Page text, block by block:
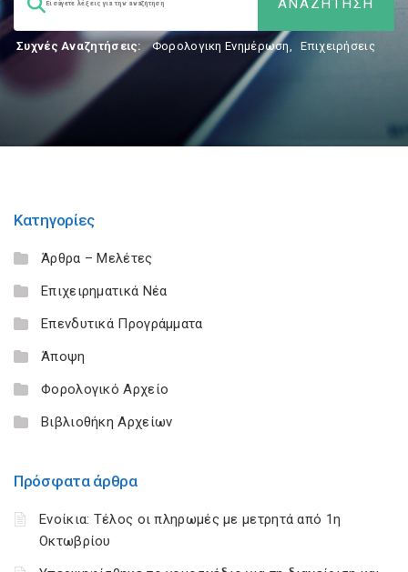
Συχνές Αναζητήσεις: Φορολογικη Ενημέρωση, Επιχειρήσεις
Κατηγορίες
Άρθρα – Μελέτες
Επιχειρηματικά Νέα
Επενδυτικά Προγράμματα
Άποψη
Φορολογικό Αρχείο
Βιβλιοθήκη Αρχείων
Πρόσφατα άρθρα
Ενοίκια: Τέλος οι πληρωμές με μετρητά από 1η
Οκτωβρίου